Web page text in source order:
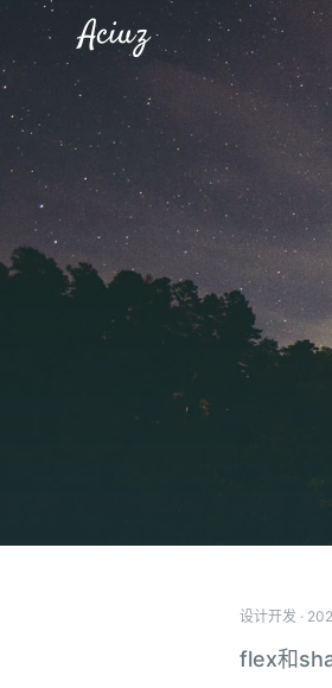
Aciuz
设计开发 ·
flex和